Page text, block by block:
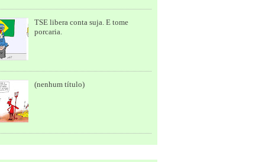
TSE libera conta suja. E tome
porcaria.
(nenhum título)